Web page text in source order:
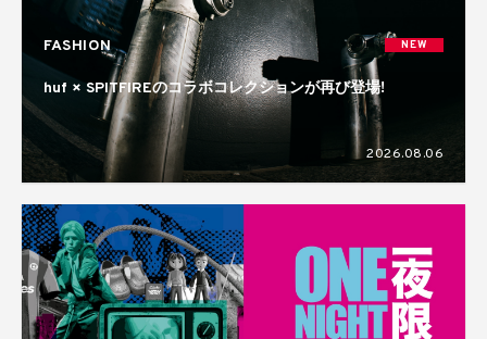
FASHION NEW
huf × SPITFIREのコラボコレクションが再び登場!
2026.08.06